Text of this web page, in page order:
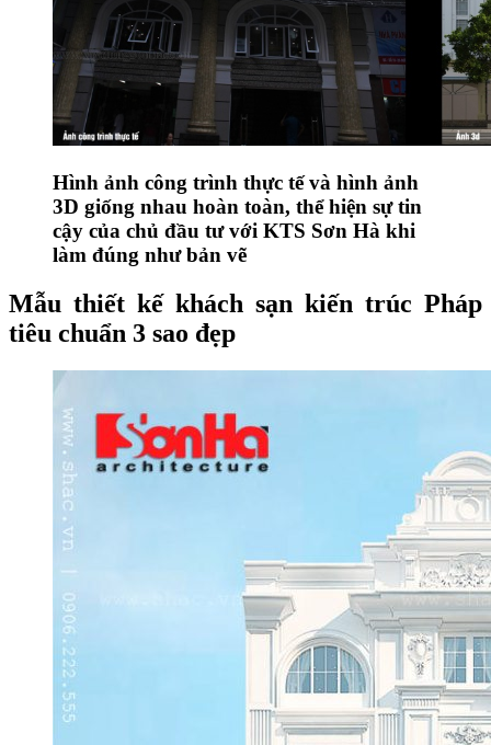
Hình ảnh công trình thực tế và hình ảnh
3D giống nhau hoàn toàn, thể hiện sự tin
cậy của chủ đầu tư với KTS Sơn Hà khi
làm đúng như bản vẽ
Mẫu thiết kế khách sạn kiến trúc Pháp
tiêu chuẩn 3 sao đẹp